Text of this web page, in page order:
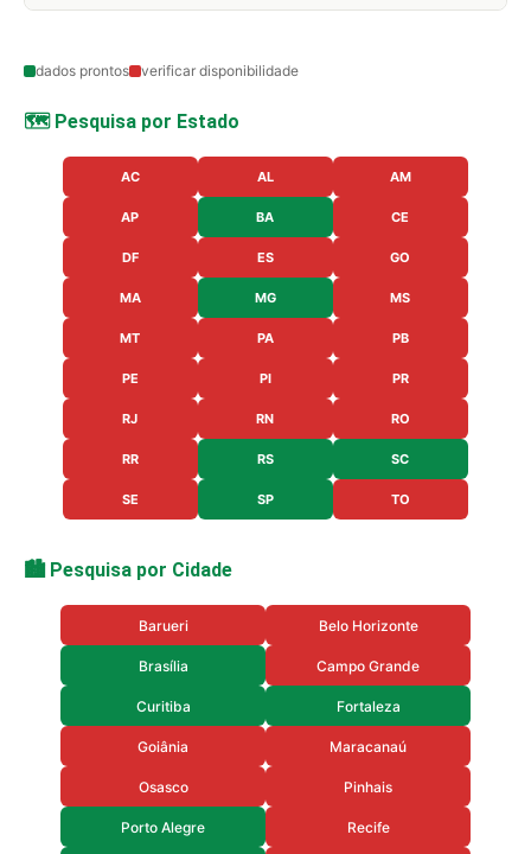
dados prontos verificar disponibilidade
🗺️ Pesquisa por Estado
AC AL AM
AP BA CE
DF ES GO
MA MG MS
MT PA PB
PE PI PR
RJ RN RO
RR RS SC
SE SP TO
🏙️ Pesquisa por Cidade
Barueri Belo Horizonte
Brasília Campo Grande
Curitiba Fortaleza
Goiânia Maracanaú
Osasco Pinhais
Porto Alegre Recife